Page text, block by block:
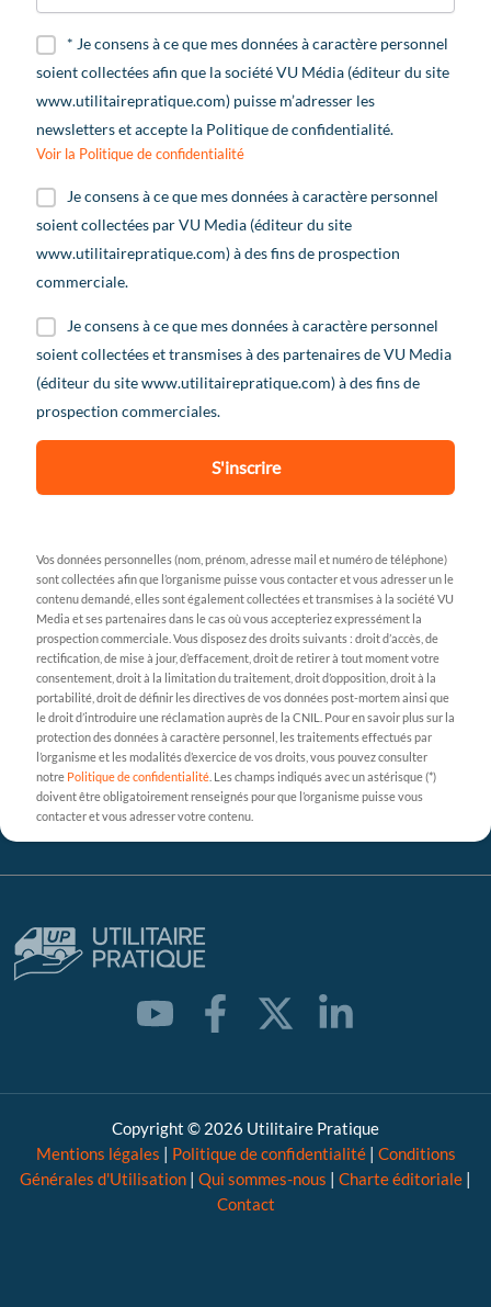
* Je consens à ce que mes données à caractère personnel
soient collectées afin que la société VU Média (éditeur du site
www.utilitairepratique.com) puisse m’adresser les
newsletters et accepte la Politique de confidentialité.
Voir la Politique de confidentialité
Je consens à ce que mes données à caractère personnel
soient collectées par VU Media (éditeur du site
www.utilitairepratique.com) à des fins de prospection
commerciale.
Je consens à ce que mes données à caractère personnel
soient collectées et transmises à des partenaires de VU Media
(éditeur du site www.utilitairepratique.com) à des fins de
prospection commerciales.
S'inscrire
Vos données personnelles (nom, prénom, adresse mail et numéro de téléphone)
sont collectées afin que l’organisme puisse vous contacter et vous adresser un le
contenu demandé, elles sont également collectées et transmises à la société VU
Media et ses partenaires dans le cas où vous accepteriez expressément la
prospection commerciale. Vous disposez des droits suivants : droit d’accès, de
rectification, de mise à jour, d’effacement, droit de retirer à tout moment votre
consentement, droit à la limitation du traitement, droit d’opposition, droit à la
portabilité, droit de définir les directives de vos données post-mortem ainsi que
le droit d’introduire une réclamation auprès de la CNIL. Pour en savoir plus sur la
protection des données à caractère personnel, les traitements effectués par
l’organisme et les modalités d’exercice de vos droits, vous pouvez consulter
notre Politique de confidentialité. Les champs indiqués avec un astérisque (*)
doivent être obligatoirement renseignés pour que l’organisme puisse vous
contacter et vous adresser votre contenu.
Copyright © 2026 Utilitaire Pratique
Mentions légales
Politique de confidentialité| Conditions
Générales d'Utilisation
Qui sommes-nous Charte éditoriale
Contact